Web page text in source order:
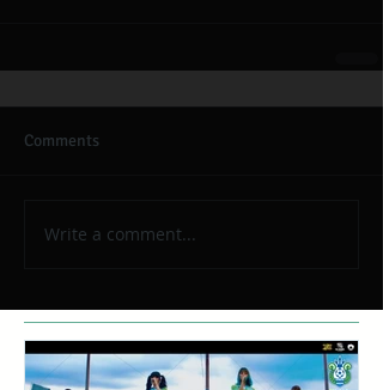
Comments
Write a comment...